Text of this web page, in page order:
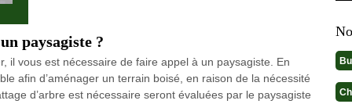
paysagiste ?
il vous est nécessaire de faire appel à un paysagiste. En
afin d’aménager un terrain boisé, en raison de la nécessité
d’arbre est nécessaire seront évaluées par le paysagiste